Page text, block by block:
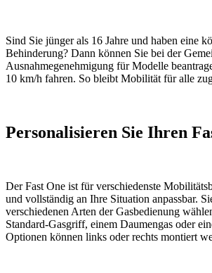
Sind Sie jünger als 16 Jahre und haben eine
Behinderung? Dann können Sie bei der
Ausnahmegenehmigung für Modelle
10 km/h fahren. So bleibt Mobilität für alle
Personalisieren Sie Ihren
Der Fast One ist für verschiedenste
und vollständig an Ihre Situation anpassbar.
verschiedenen Arten der Gasbedienung
Standard-Gasgriff, einem Daumengas oder
Optionen können links oder rechts montiert